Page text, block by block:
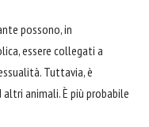
possono, in
essere collegati a
Tuttavia, è
animali. È più probabile